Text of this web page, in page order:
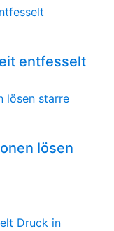
entfesselt
lösen
Druck in